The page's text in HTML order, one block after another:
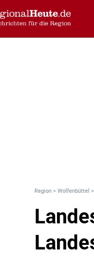
Region > Wolfenbüttel >